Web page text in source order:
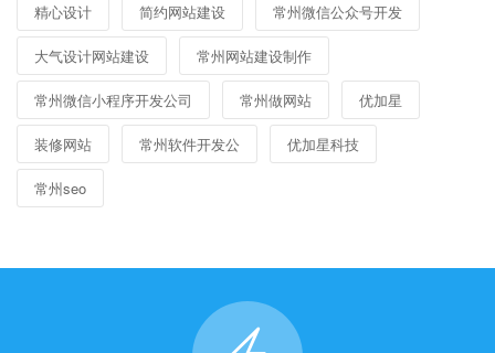
精心设计 简约网站建设 常州微信公众号开发
大气设计网站建设 常州网站建设制作
常州微信小程序开发公司 常州做网站 优加星
装修网站 常州软件开发公 优加星科技
常州seo